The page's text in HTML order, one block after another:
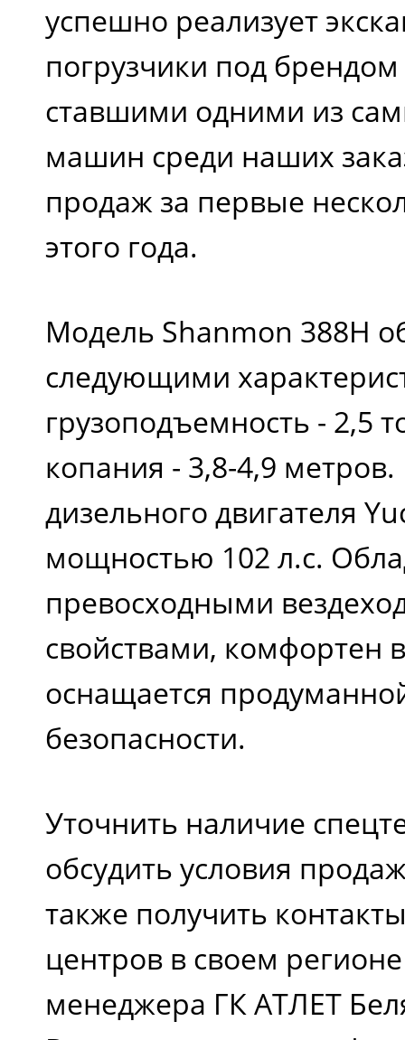
успешно реализует
погрузчики под
ставшими одними из
машин среди наших
продаж за первые
этого года.
Модель Shanmon 388H
следующими
грузоподъемность - 2,5
копания - 3,8-4,9 метров.
дизельного двигателя
мощностью 102 л.с.
превосходными
свойствами, комфортен
оснащается
безопасности.
Уточнить наличие
обсудить условия
также получить
центров в своем
менеджера ГК АТЛЕТ